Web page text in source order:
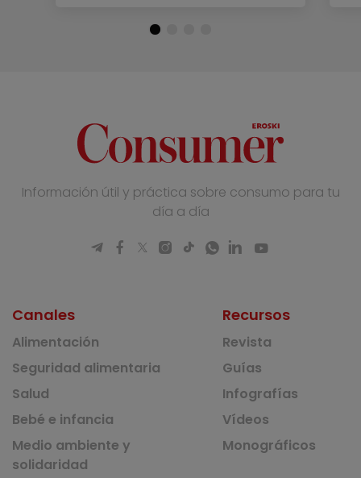
Información útil y práctica sobre consumo para tu
día a día
Canales
Alimentación
Seguridad alimentaria
Salud
Bebé e infancia
Medio ambiente y
solidaridad
Recursos
Revista
Guías
Infografías
Vídeos
Monográficos